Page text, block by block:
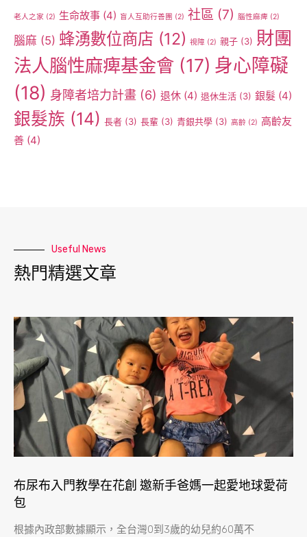
老人之家 (2) 生命故事 (4) 盲人互助行善團 (2) 社區 (7) 腦性麻痺 (2)
腦麻 (5) 蜂湧數位商店 (12) 視障 (2) 親子 (3) 財團
法人腦性麻痺基金會 (17) 身心障礙
(18) 身障者培力計畫 (6) 退休 (4) 退休生活 (3) 銀髮 (4)
銀髮族 (14) 長者 (3) 長輩 (3) 青銀共學 (3) 高齡 (2) 高齡友
善 (4)
Useful News
熱門精選文章
布尿布入門教學在花創 邀新手爸媽一起愛地球愛荷
包
根據內政部數據顯示，全台灣0到3歲的幼兒約60萬不